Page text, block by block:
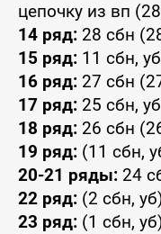
цепочку из вп
14 ряд: 28 сбн
15 ряд: 11 сбн,
16 ряд: 27 сбн
17 ряд: 25 сбн,
18 ряд: 26 сбн
19 ряд: (11 сбн,
20-21 ряды: 24
22 ряд: (2 сбн,
23 ряд: (1 сбн,